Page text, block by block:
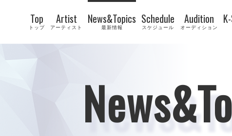
Top
トップ
Artist
アーティスト
News&Topics
最新情報
Schedule
スケジュール
Audition
オーディション